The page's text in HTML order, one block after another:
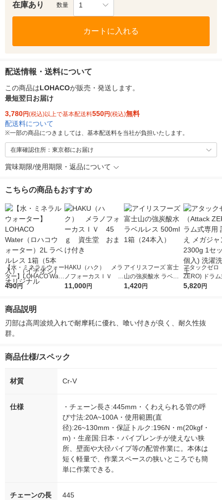
在庫あり 数量 1
カートに入れる
配送情報・送料について
この商品はLOHACOが販売・発送します。
最短翌日お届け
3,780円(税込)以上で基本配送料550円(税込)無料
配送料について
※一部の商品につきましては、基本配送料を当社が負担いたします。
在庫確認住所：東京都にお届け
賞味期限/使用期限・返品について
こちらの商品もおすすめ
【水・ミネラルウォー
ター】LOHACO Wate
r（ロハコウォータ
シ） オリジナル
490円
HAKU（ハク） メラ
ノフォーカスＩＶ 4
5ｇ 資生堂 おまけ
11,000円
アイリスフーズ 富士
山の強炭酸水 ラベル
レス 500ml 1箱（24
1,420円
アタックゼロ
ZERO) ドラ
詰め替え メガ
5,820円
商品説明
刃部は高周波焼入れで耐摩耗に優れ、喰い付きが良く、耐久性抜
群。
商品仕様/スペック
材質 Cr-V
仕様
・チェーン長さ:445mm・くわえられる管の呼
び寸法:20A~100A・使用範囲(直
径):26~130mm・保証トルク:196N・m(20kgf・
m)・生産国:日本・パイプレンチが使えない狭
所、壁面や大径パイプ等の配管作業に。本体は
短く軽量で、作業スペースの狭いところでも簡
単に作業できる。
チェーンの長 445